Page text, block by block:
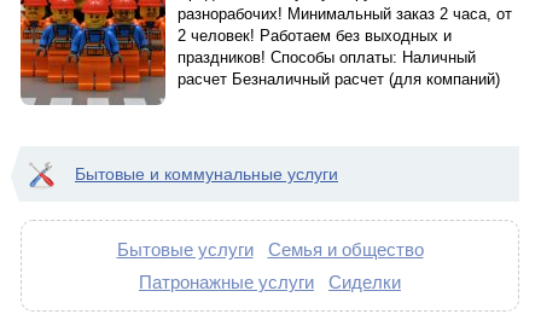
разнорабочих! Минимальный заказ 2 часа, от
2 человек! Работаем без выходных и
праздников! Способы оплаты: Наличный
расчет Безналичный расчет (для компаний)
Бытовые и коммунальные услуги
Бытовые услуги
Семья и общество
Патронажные услуги
Сиделки